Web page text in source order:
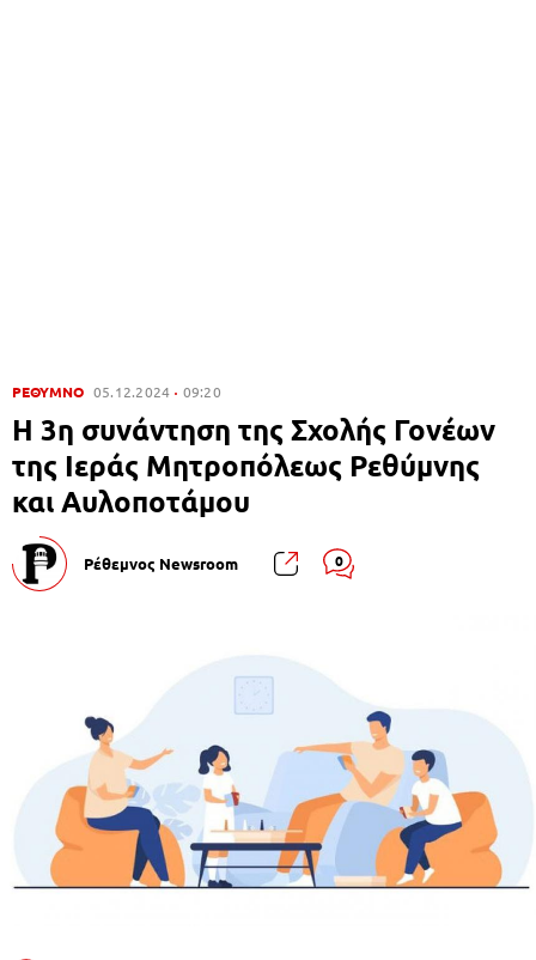
ΡΕΘΥΜΝΟ 05.12.2024 09:20
H 3η συνάντηση της Σχολής Γονέων
της Ιεράς Μητροπόλεως Ρεθύμνης
και Αυλοποτάμου
Ρέθεμνος Newsroom 0